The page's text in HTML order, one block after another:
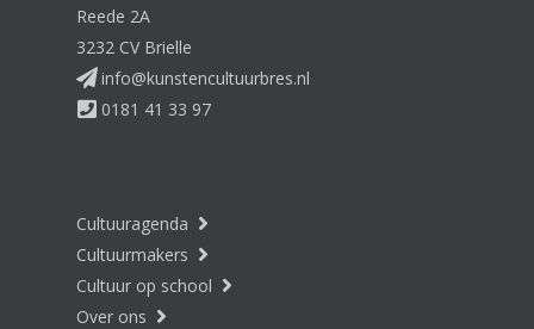
Reede 2A
3232 CV Brielle
info@kunstencultuurbres.nl
0181 41 33 97
Cultuuragenda
Cultuurmakers
Cultuur op school
Over ons